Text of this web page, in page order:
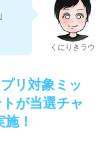
くにりきラウ
リ対象ミッ
が当選チャ
！